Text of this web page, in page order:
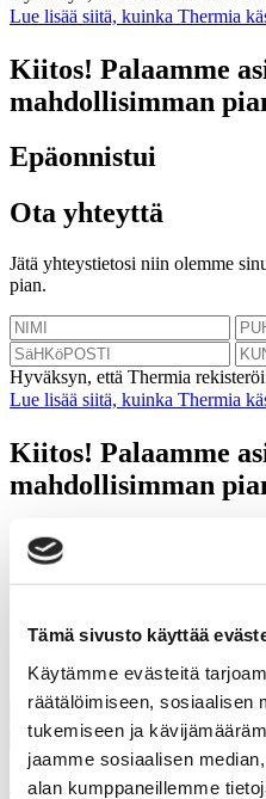
Tämä sivusto käyttää
Käytämme evästeitä
räätälöimiseen, sosiaalisen
tukemiseen ja
jaamme sosiaalisen
alan kumppaneillemme
Lue lisää siitä, kuinka Thermia
Kiitos! Palaamme
mahdollisimman
Epäonnistui
Ota yhteyttä
Jätä yhteystietosi niin olemme
pian.
Hyväksyn, että Thermia
Lue lisää siitä, kuinka Thermia
Kiitos! Palaamme
mahdollisimman
Epäonnistui
Autamme sinua laskemaan
lämpöpumpulla.
Hyväksyn, että Thermia
Lue lisää siitä, kuinka Thermia